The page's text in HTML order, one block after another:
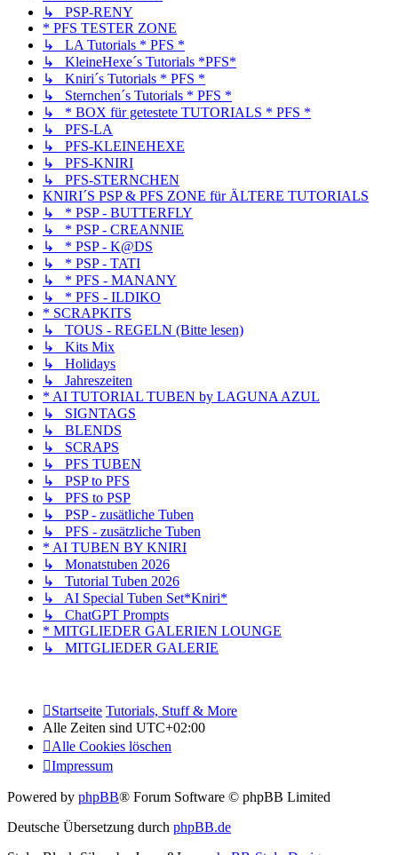
↳ PSP-RENY
* PFS TESTER ZONE
↳ LA Tutorials * PFS *
↳ KleineHexe´s Tutorials *PFS*
↳ Kniri´s Tutorials * PFS *
↳ Sternchen´s Tutorials * PFS *
↳ * BOX für getestete TUTORIALS * PFS *
↳ PFS-LA
↳ PFS-KLEINEHEXE
↳ PFS-KNIRI
↳ PFS-STERNCHEN
KNIRI´S PSP & PFS ZONE für ÄLTERE TUTORIALS
↳ * PSP - BUTTERFLY
↳ * PSP - CREANNIE
↳ * PSP - K@DS
↳ * PSP - TATI
↳ * PFS - MANANY
↳ * PFS - ILDIKO
* SCRAPKITS
↳ TOUS - REGELN (Bitte lesen)
↳ Kits Mix
↳ Holidays
↳ Jahreszeiten
* AI TUTORIAL TUBEN by LAGUNA AZUL
↳ SIGNTAGS
↳ BLENDS
↳ SCRAPS
↳ PFS TUBEN
↳ PSP to PFS
↳ PFS to PSP
↳ PSP - zusätliche Tuben
↳ PFS - zusätzliche Tuben
* AI TUBEN BY KNIRI
↳ Monatstuben 2026
↳ Tutorial Tuben 2026
↳ AI Special Tuben Set*Kniri*
↳ ChatGPT Prompts
* MITGLIEDER GALERIEN LOUNGE
↳ MITGLIEDER GALERIE
Startseite Tutorials, Stuff & More
Alle Zeiten sind UTC+02:00
Alle Cookies löschen
Impressum
Powered by phpBB® Forum Software © phpBB Limited
Deutsche Übersetzung durch phpBB.de